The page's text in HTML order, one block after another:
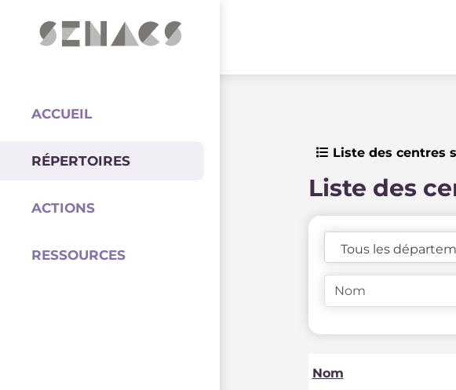
ACCUEIL
RÉPERTOIRES
ACTIONS
RESSOURCES
Coordination
Liste des centres
Liste des
Tous les
Nom